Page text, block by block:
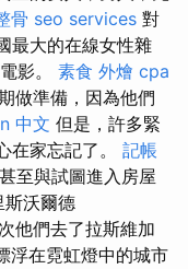
骨 seo services 對
最大的在線女性雜
影。 素食 外燴 cpa
做準備，因為他們
中文 但是，許多緊
在家忘記了。 記帳
至與試圖進入房屋
斯沃爾德
他們去了拉斯維加
浮在霓虹燈中的城市